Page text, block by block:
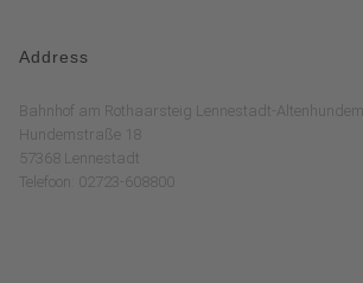
Address
Bahnhof am Rothaarsteig Lennestadt-Altenhundem
Hundemstraße 18
57368 Lennestadt
Telefoon: 02723-608800